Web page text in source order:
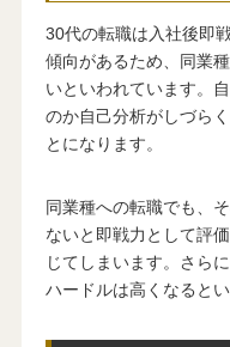
30代の転職は入社後即
傾向があるため、同業
いといわれています。
のか自己分析がしづら
とになります。
同業種への転職でも、
ないと即戦力として評
じてしまいます。さら
ハードルは高くなると